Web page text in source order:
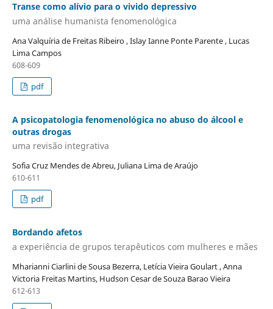
Transe como alívio para o vivido depressivo
uma análise humanista fenomenológica
Ana Valquíria de Freitas Ribeiro , Islay Ianne Ponte Parente , Lucas
Lima Campos
608-609
pdf
A psicopatologia fenomenológica no abuso do álcool e
outras drogas
uma revisão integrativa
Sofia Cruz Mendes de Abreu, Juliana Lima de Araújo
610-611
pdf
Bordando afetos
a experiência de grupos terapêuticos com mulheres e mães
Mharianni Ciarlini de Sousa Bezerra, Letícia Vieira Goulart , Anna
Victoria Freitas Martins, Hudson Cesar de Souza Barao Vieira
612-613